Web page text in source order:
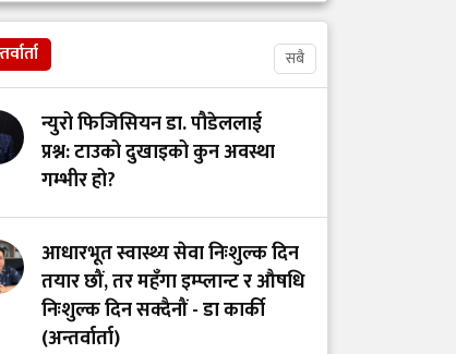
९६ लाख डलर बराबरको
खोप र १ करोड ८० लाख
आईसीयूमा रहेका
आन्दोलनरत इन्टर्न
सम्बोधन गर्न सांसद खुस्बु
ओलीको आग्रह
टंक दाहालद्वारा भ्रामक दाबी
सबै
न्युरो फिजिसियन डा. पौडेललाई
प्रश्न: टाउको दुखाइको कुन अवस्था
गम्भीर हो?
आधारभूत स्वास्थ्य सेवा निःशुल्क दिन
तयार छौं, तर महँगा इम्प्लान्ट र औषधि
निःशुल्क दिन सक्दैनौं - डा कार्की
(अन्तर्वार्ता)